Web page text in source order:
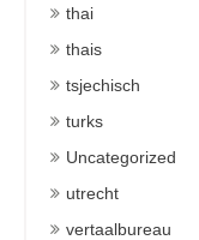
thai
thais
tsjechisch
turks
Uncategorized
utrecht
vertaalbureau